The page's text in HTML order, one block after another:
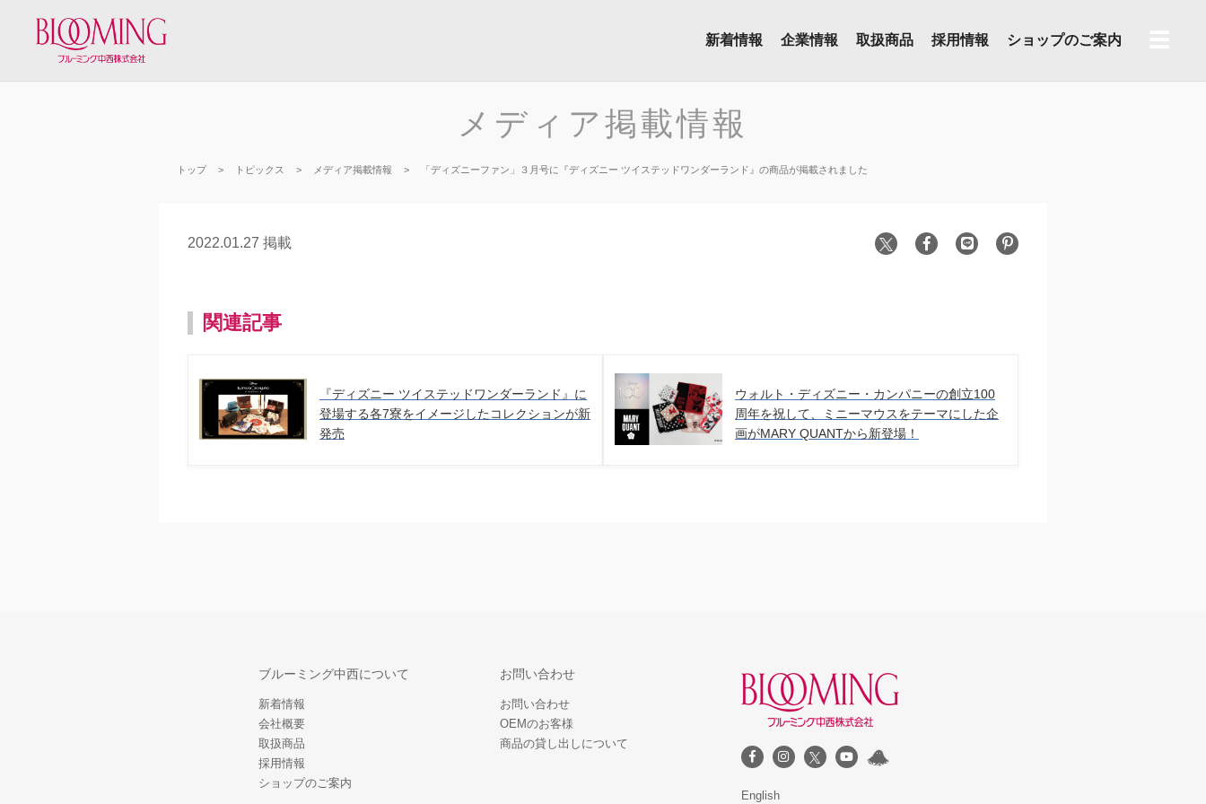
新着情報 企業情報 取扱商品 採用情報 ショップのご案内
メディア掲載情報
トップ トピックス メディア掲載情報 「ディズニーファン」３月号に『ディズニー ツイステッドワンダーランド』の商品が掲載されました
2022.01.27 掲載
関連記事
『ディズニー ツイステッドワンダーランド』に
登場する各7寮をイメージしたコレクションが新
発売
ウォルト・ディズニー・カンパニーの創立100
周年を祝して、ミニーマウスをテーマにした企
画がMARY QUANTから新登場！
ブルーミング中西について
新着情報
会社概要
取扱商品
採用情報
ショップのご案内
お問い合わせ
お問い合わせ
OEMのお客様
商品の貸し出しについて
English